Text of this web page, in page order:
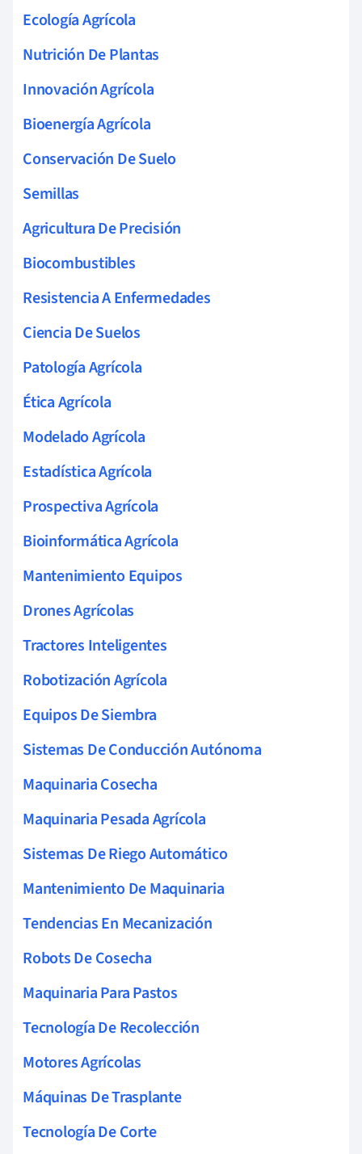
Ecología Agrícola
Nutrición De Plantas
Innovación Agrícola
Bioenergía Agrícola
Conservación De Suelo
Semillas
Agricultura De Precisión
Biocombustibles
Resistencia A Enfermedades
Ciencia De Suelos
Patología Agrícola
Ética Agrícola
Modelado Agrícola
Estadística Agrícola
Prospectiva Agrícola
Bioinformática Agrícola
Mantenimiento Equipos
Drones Agrícolas
Tractores Inteligentes
Robotización Agrícola
Equipos De Siembra
Sistemas De Conducción Autónoma
Maquinaria Cosecha
Maquinaria Pesada Agrícola
Sistemas De Riego Automático
Mantenimiento De Maquinaria
Tendencias En Mecanización
Robots De Cosecha
Maquinaria Para Pastos
Tecnología De Recolección
Motores Agrícolas
Máquinas De Trasplante
Tecnología De Corte